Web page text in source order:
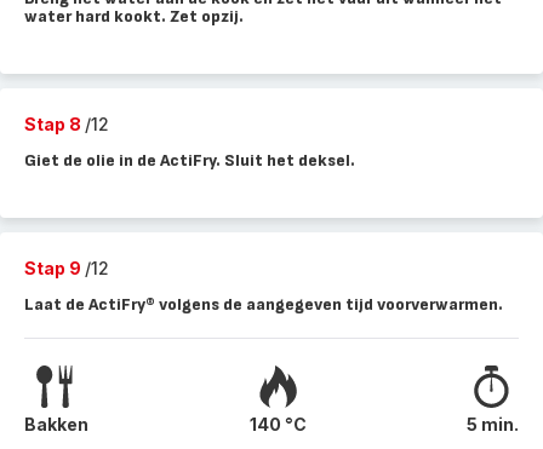
water hard kookt. Zet opzij.
Stap 8 /12
Giet de olie in de ActiFry. Sluit het deksel.
Stap 9 /12
Laat de ActiFry® volgens de aangegeven tijd voorverwarmen.
Bakken 140 °C 5 min.